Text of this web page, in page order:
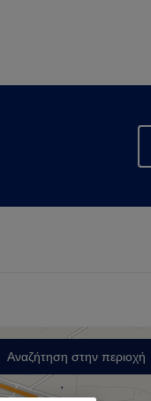
Αναζήτηση στην περιοχή
,